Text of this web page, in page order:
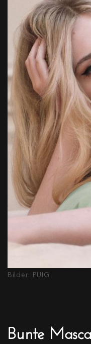
Bilder: PUIG
Bunte